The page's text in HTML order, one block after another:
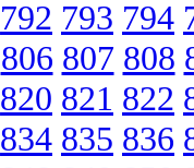
792 793 794
806 807 808
820 821 822
834 835 836